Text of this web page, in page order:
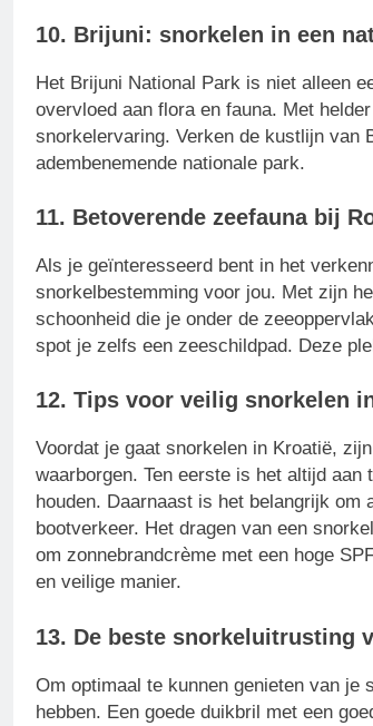
10. Brijuni: snorkelen in een
Het Brijuni National Park is niet alleen
overvloed aan flora en fauna. Met
snorkelervaring. Verken de kustlijn van
adembenemende nationale park.
11. Betoverende zeefauna bij
Als je geïnteresseerd bent in het
snorkelbestemming voor jou. Met zijn
schoonheid die je onder de
spot je zelfs een zeeschildpad. Deze
12. Tips voor veilig snorkelen
Voordat je gaat snorkelen in Kroatië,
waarborgen. Ten eerste is het altijd
houden. Daarnaast is het belangrijk om
bootverkeer. Het dragen van een
om zonnebrandcrème met een hoge
en veilige manier.
13. De beste snorkeluitrusting
Om optimaal te kunnen genieten van
hebben. Een goede duikbril met een